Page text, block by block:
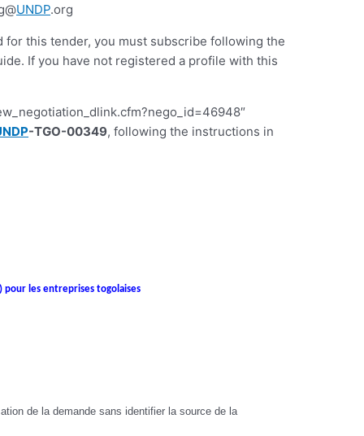
UNDP.org
this tender, you must subscribe following the
If you have not registered a profile with this
-TGO-00349, following the instructions in
pour les entreprises togolaises
de la demande sans identifier la source de la